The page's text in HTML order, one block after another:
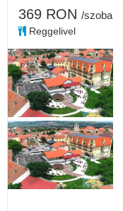
369 RON /szoba
Reggelivel